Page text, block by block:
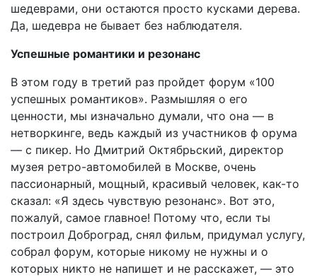
шедеврами, они остаются просто кусками дерева.
Да, шедевра не бывает без наблюдателя.
Успешные романтики и резонанс
В этом году в третий раз пройдет форум «100
успешных романтиков». Размышляя о его
ценности, мы изначально думали, что она — в
нетворкинге, ведь каждый из участников ф орума
— с пикер. Но Дмитрий Октябрьский, директор
музея ретро-автомобилей в Москве, очень
пассионарный, мощный, красивый человек, как-то
сказал: «Я здесь чувствую резонанс». Вот это,
пожалуй, самое главное! Потому что, если ты
построил Доброград, снял фильм, придумал услугу,
собрал форум, которые никому не нужны и о
которых никто не напишет и не расскажет, — это